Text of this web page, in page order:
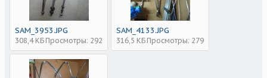
SAM_3953.JPG
308,4 КБ Просмотры: 292
SAM_4133.JPG
316,5 КБ Просмотры: 279